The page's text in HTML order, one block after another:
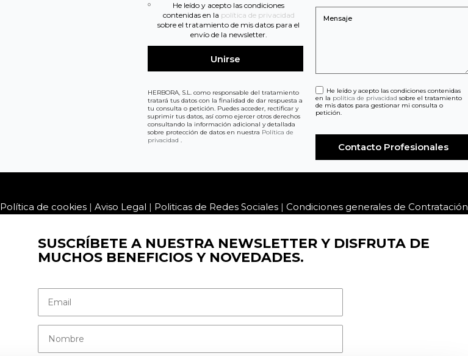
He leído y acepto las condiciones
contenidas en la política de privacidad
sobre el tratamiento de mis datos para el
envío de la newsletter.
HERBORA, S.L. como responsable del tratamiento
tratará tus datos con la finalidad de dar respuesta a
tu consulta o petición. Puedes acceder, rectificar y
suprimir tus datos, así como ejercer otros derechos
consultando la información adicional y detallada
sobre protección de datos en nuestra Política de
privacidad.
He leído y acepto las condiciones contenidas
en la política de privacidad sobre el tratamiento
de mis datos para gestionar mi consulta o
petición.
Política de cookies | Aviso Legal | Politicas de Redes Sociales | Condiciones generales de Contratación
SUSCRÍBETE A NUESTRA NEWSLETTER Y DISFRUTA DE
MUCHOS BENEFICIOS Y NOVEDADES.